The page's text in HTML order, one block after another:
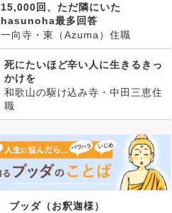
15,000回、ただ隣にいた
hasunoha最多回答
一向寺・東（Azuma）住職
死にたいほど辛い人に生きるきっ
かけを
和歌山の駆け込み寺・中田三恵住
職
ブッダ（お釈迦様）